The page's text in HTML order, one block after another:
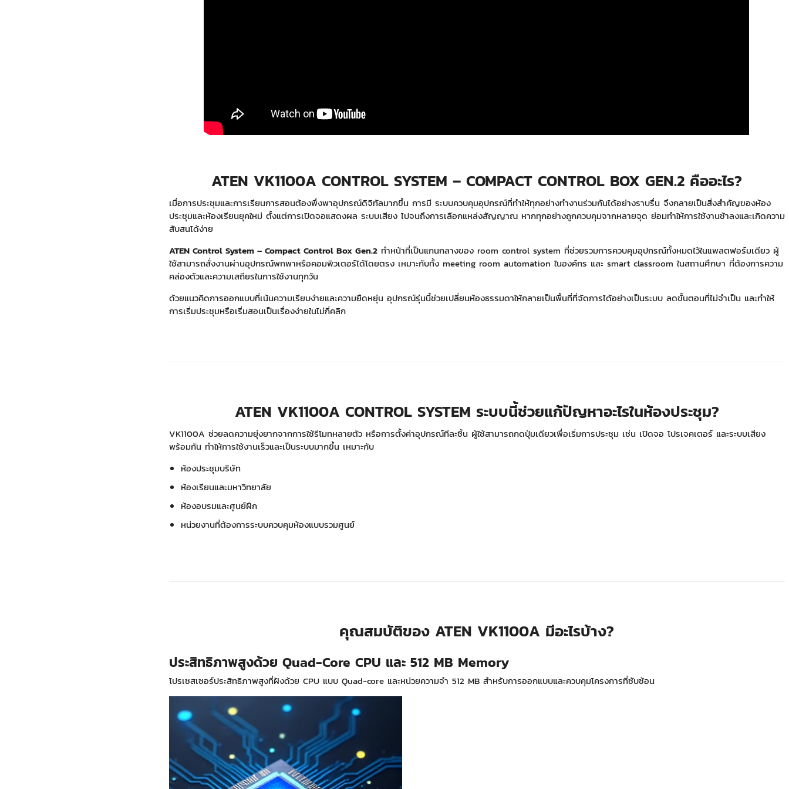
ATEN VK1100A CONTROL SYSTEM – COMPACT CONTROL BOX GEN.2 คืออะไร?
เมื่อการประชุมและการเรียนการสอนต้องพึ่งพาอุปกรณ์ดิจิทัลมากขึ้น การมี ระบบควบคุมอุปกรณ์ที่ทำให้ทุกอย่างทำงานร่วมกันได้อย่างราบรื่น จึงกลายเป็นสิ่งสำคัญของห้อง
ประชุมและห้องเรียนยุคใหม่ ตั้งแต่การเปิดจอแสดงผล ระบบเสียง ไปจนถึงการเลือกแหล่งสัญญาณ หากทุกอย่างถูกควบคุมจากหลายจุด ย่อมทำให้การใช้งานช้าลงและเกิดความ
สับสนได้ง่าย
ATEN Control System – Compact Control Box Gen.2ทำหน้าที่เป็นแกนกลางของ room control system ที่ช่วยรวมการควบคุมอุปกรณ์ทั้งหมดไว้ในแพลตฟอร์มเดียว ผู้
ใช้สามารถสั่งงานผ่านอุปกรณ์พกพาหรือคอมพิวเตอร์ได้โดยตรง เหมาะกับทั้ง meeting room automation ในองค์กร และ smart classroom ในสถานศึกษา ที่ต้องการความ
คล่องตัวและความเสถียรในการใช้งานทุกวัน
ด้วยแนวคิดการออกแบบที่เน้นความเรียบง่ายและความยืดหยุ่น อุปกรณ์รุ่นนี้ช่วยเปลี่ยนห้องธรรมดาให้กลายเป็นพื้นที่ที่จัดการได้อย่างเป็นระบบ ลดขั้นตอนที่ไม่จำเป็น และทำให้
การเริ่มประชุมหรือเริ่มสอนเป็นเรื่องง่ายในไม่กี่คลิก
ATEN VK1100A CONTROL SYSTEM ระบบนี้ช่วยแก้ปัญหาอะไรในห้องประชุม?
VK1100A ช่วยลดความยุ่งยากจากการใช้รีโมทหลายตัว หรือการตั้งค่าอุปกรณ์ทีละชิ้น ผู้ใช้สามารถกดปุ่มเดียวเพื่อเริ่มการประชุม เช่น เปิดจอ โปรเจคเตอร์ และระบบเสียง
พร้อมกัน ทำให้การใช้งานเร็วและเป็นระบบมากขึ้น เหมาะกับ
ห้องประชุมบริษัท
ห้องเรียนและมหาวิทยาลัย
ห้องอบรมและศูนย์ฝึก
หน่วยงานที่ต้องการระบบควบคุมห้องแบบรวมศูนย์
คุณสมบัติของ ATEN VK1100A มีอะไรบ้าง?
ประสิทธิภาพสูงด้วย Quad-Core CPU และ 512 MB Memory
โปรเซสเซอร์ประสิทธิภาพสูงที่ฝังด้วย CPU แบบ Quad-core และหน่วยความจำ 512 MB สำหรับการออกแบบและควบคุมโครงการที่ซับซ้อน